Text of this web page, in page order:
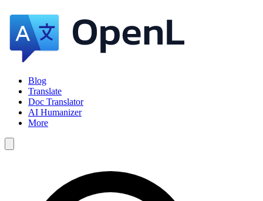
Blog
Translate
Doc Translator
AI Humanizer
More